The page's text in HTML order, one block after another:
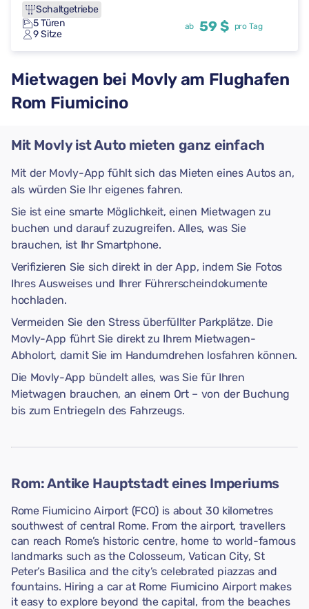
Schaltgetriebe
5 Türen
9 Sitze
ab 59 $ pro Tag
Mietwagen bei Movly am Flughafen
Rom Fiumicino
Mit Movly ist Auto mieten ganz einfach
Mit der Movly-App fühlt sich das Mieten eines Autos an,
als würden Sie Ihr eigenes fahren.
Sie ist eine smarte Möglichkeit, einen Mietwagen zu
buchen und darauf zuzugreifen. Alles, was Sie
brauchen, ist Ihr Smartphone.
Verifizieren Sie sich direkt in der App, indem Sie Fotos
Ihres Ausweises und Ihrer Führerscheindokumente
hochladen.
Vermeiden Sie den Stress überfüllter Parkplätze. Die
Movly-App führt Sie direkt zu Ihrem Mietwagen-
Abholort, damit Sie im Handumdrehen losfahren können.
Die Movly-App bündelt alles, was Sie für Ihren
Mietwagen brauchen, an einem Ort – von der Buchung
bis zum Entriegeln des Fahrzeugs.
Rom: Antike Hauptstadt eines Imperiums
Rome Fiumicino Airport (FCO) is about 30 kilometres
southwest of central Rome. From the airport, travellers
can reach Rome’s historic centre, home to world-famous
landmarks such as the Colosseum, Vatican City, St
Peter’s Basilica and the city’s celebrated piazzas and
fountains. Hiring a car at Rome Fiumicino Airport makes
it easy to explore beyond the capital, from the beaches